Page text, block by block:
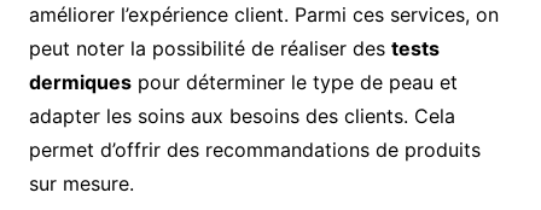
améliorer l’expérience client. Parmi ces services, on
peut noter la possibilité de réaliser des tests
dermiquespour déterminer le type de peau et
adapter les soins aux besoins des clients. Cela
permet d’offrir des recommandations de produits
sur mesure.